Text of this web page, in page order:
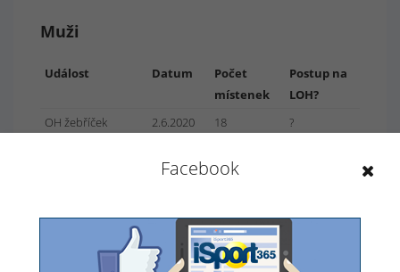
Muži
Událost Datum
Počet
místenek
Postup na
LOH?
OH žebříček
2.6.2020 18
?
2020
Facebook